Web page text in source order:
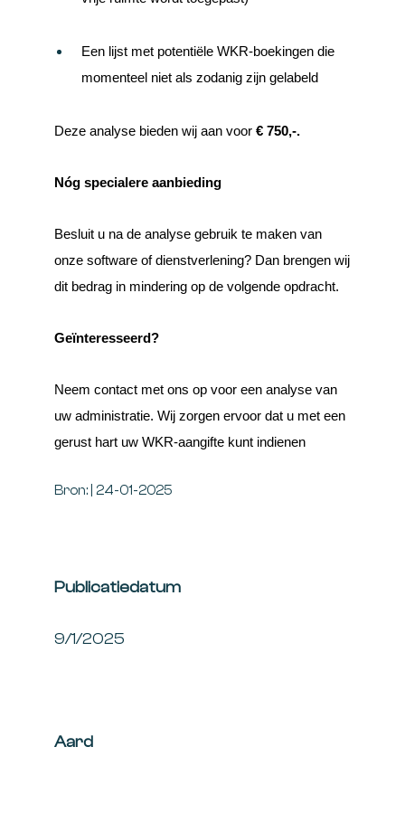
Een lijst met potentiële WKR-boekingen die
momenteel niet als zodanig zijn gelabeld
Deze analyse bieden wij aan voor € 750,-.
Nóg specialere aanbieding
Besluit u na de analyse gebruik te maken van
onze software of dienstverlening? Dan brengen wij
dit bedrag in mindering op de volgende opdracht.
Geïnteresseerd?
Neem contact met ons op voor een analyse van
uw administratie. Wij zorgen ervoor dat u met een
gerust hart uw WKR-aangifte kunt indienen
Bron: | 24-01-2025
Publicatiedatum
9/1/2025
Aard